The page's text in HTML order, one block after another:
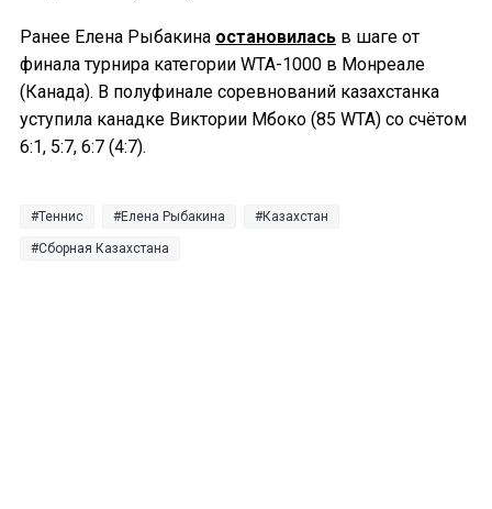
Ранее Елена Рыбакина остановилась в шаге от
финала турнира категории WTA-1000 в Монреале
(Канада). В полуфинале соревнований казахстанка
уступила канадке Виктории Мбоко (85 WTA) со счётом
6:1, 5:7, 6:7 (4:7).
Теннис Елена Рыбакина Казахстан
Сборная Казахстана